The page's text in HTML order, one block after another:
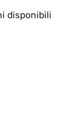
disponibili